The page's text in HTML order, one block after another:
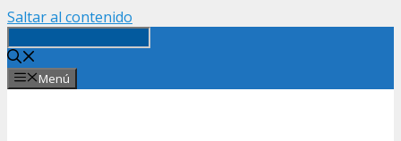
Saltar al contenido
Menú